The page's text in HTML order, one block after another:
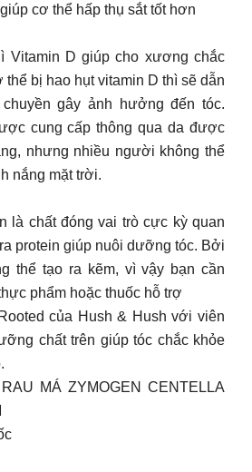
cơ thể hấp thụ sắt tốt hơn
Vitamin D giúp cho xương chắc
thể bị hao hụt vitamin D thì sẽ dẫn
gây ảnh hưởng đến tóc.
cung cấp thông qua da được
nhưng nhiều người không thể
nắng mặt trời.
là chất đóng vai trò cực kỳ quan
protein giúp nuôi dưỡng tóc. Bởi
thể tạo ra kẽm, vì vậy bạn cần
phẩm hoặc thuốc hỗ trợ
của Hush & Hush với viên
chất trên giúp tóc chắc khỏe
MÁ ZYMOGEN CENTELLA